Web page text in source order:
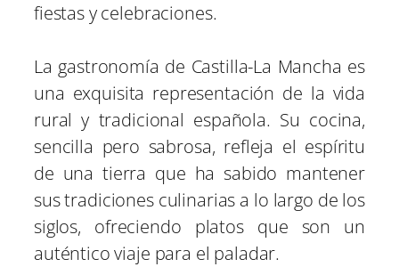
fiestas y celebraciones.
La gastronomía de Castilla-La Mancha es
una exquisita representación de la vida
rural y tradicional española. Su cocina,
sencilla pero sabrosa, refleja el espíritu
de una tierra que ha sabido mantener
sus tradiciones culinarias a lo largo de los
siglos, ofreciendo platos que son un
auténtico viaje para el paladar.